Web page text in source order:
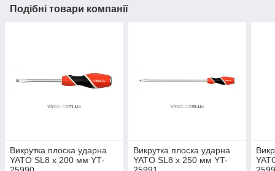
Подібні товари компанії
Викрутка плоска ударна
YATO SL8 x 200 мм YT-
Викрутка плоска ударна
YATO SL8 x 250 мм YT-